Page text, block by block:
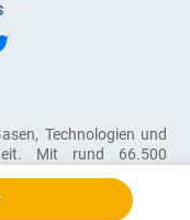
Technologien und
Mit rund 66.500